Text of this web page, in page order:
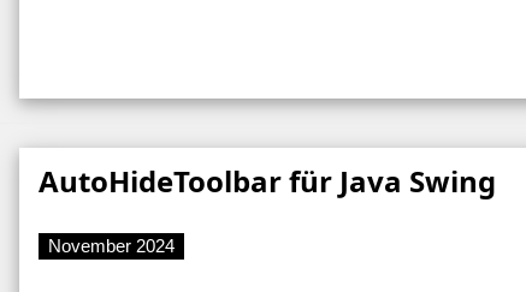
AutoHideToolbar für Java Swing
November 2024